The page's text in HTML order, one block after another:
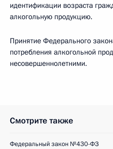
идентификации возраста
алкогольную продукцию.
Принятие Федерального
потребления алкогольной
несовершеннолетними.
Смотрите также
Федеральный закон №430-ФЗ